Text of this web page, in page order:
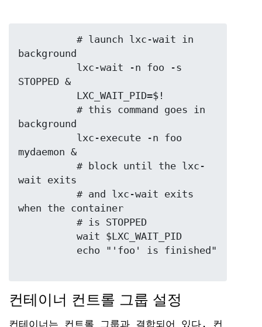
background
STOPPED &
background
mydaemon &
wait exits
when the container
컨테이너 컨트롤 그룹 설정
컨테이너는 컨트롤 그룹과 결합되어 있다. 컨